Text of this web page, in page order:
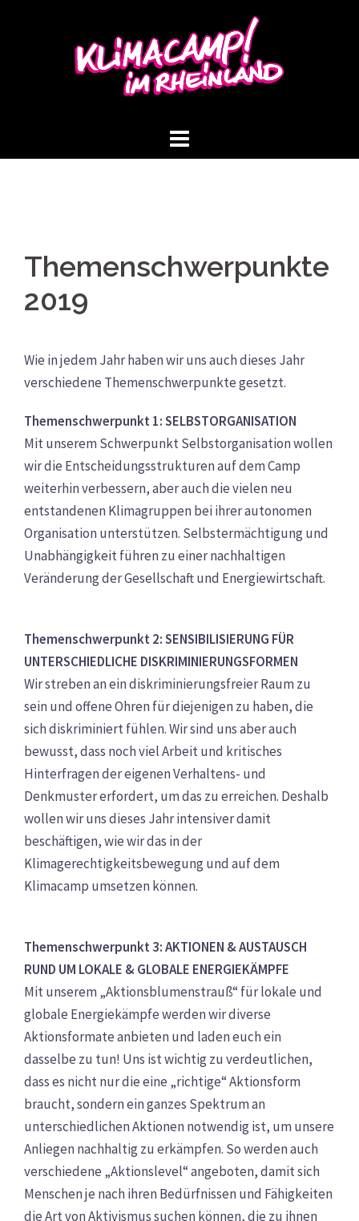
Themenschwerpunkte
2019
Wie in jedem Jahr haben wir uns auch dieses Jahr
verschiedene Themenschwerpunkte gesetzt.
Themenschwerpunkt 1: SELBSTORGANISATION
Mit unserem Schwerpunkt Selbstorganisation wollen
wir die Entscheidungsstrukturen auf dem Camp
weiterhin verbessern, aber auch die vielen neu
entstandenen Klimagruppen bei ihrer autonomen
Organisation unterstützen. Selbstermächtigung und
Unabhängigkeit führen zu einer nachhaltigen
Veränderung der Gesellschaft und Energiewirtschaft.
Themenschwerpunkt 2: SENSIBILISIERUNG FÜR
UNTERSCHIEDLICHE DISKRIMINIERUNGSFORMEN
Wir streben an ein diskriminierungsfreier Raum zu
sein und offene Ohren für diejenigen zu haben, die
sich diskriminiert fühlen. Wir sind uns aber auch
bewusst, dass noch viel Arbeit und kritisches
Hinterfragen der eigenen Verhaltens- und
Denkmuster erfordert, um das zu erreichen. Deshalb
wollen wir uns dieses Jahr intensiver damit
beschäftigen,wie wir das in der
Klimagerechtigkeitsbewegung und auf dem
Klimacamp umsetzen können.
Themenschwerpunkt 3: AKTIONEN & AUSTAUSCH
RUND UM LOKALE & GLOBALE ENERGIEKÄMPFE
Mit unserem „Aktionsblumenstrauß“ für lokale und
globale Energiekämpfe werden wir diverse
Aktionsformate anbieten und laden euch ein
dasselbe zu tun! Uns ist wichtig zu verdeutlichen,
dass es nicht nur die eine „richtige“ Aktionsform
braucht, sondern ein ganzes Spektrum an
unterschiedlichen Aktionen notwendig ist, um unsere
Anliegen nachhaltig zu erkämpfen. So werden auch
verschiedene „Aktionslevel“ angeboten, damit sich
Menschen je nach ihren Bedürfnissen und Fähigkeiten
die Art von Aktivismus suchen können, die zu ihnen